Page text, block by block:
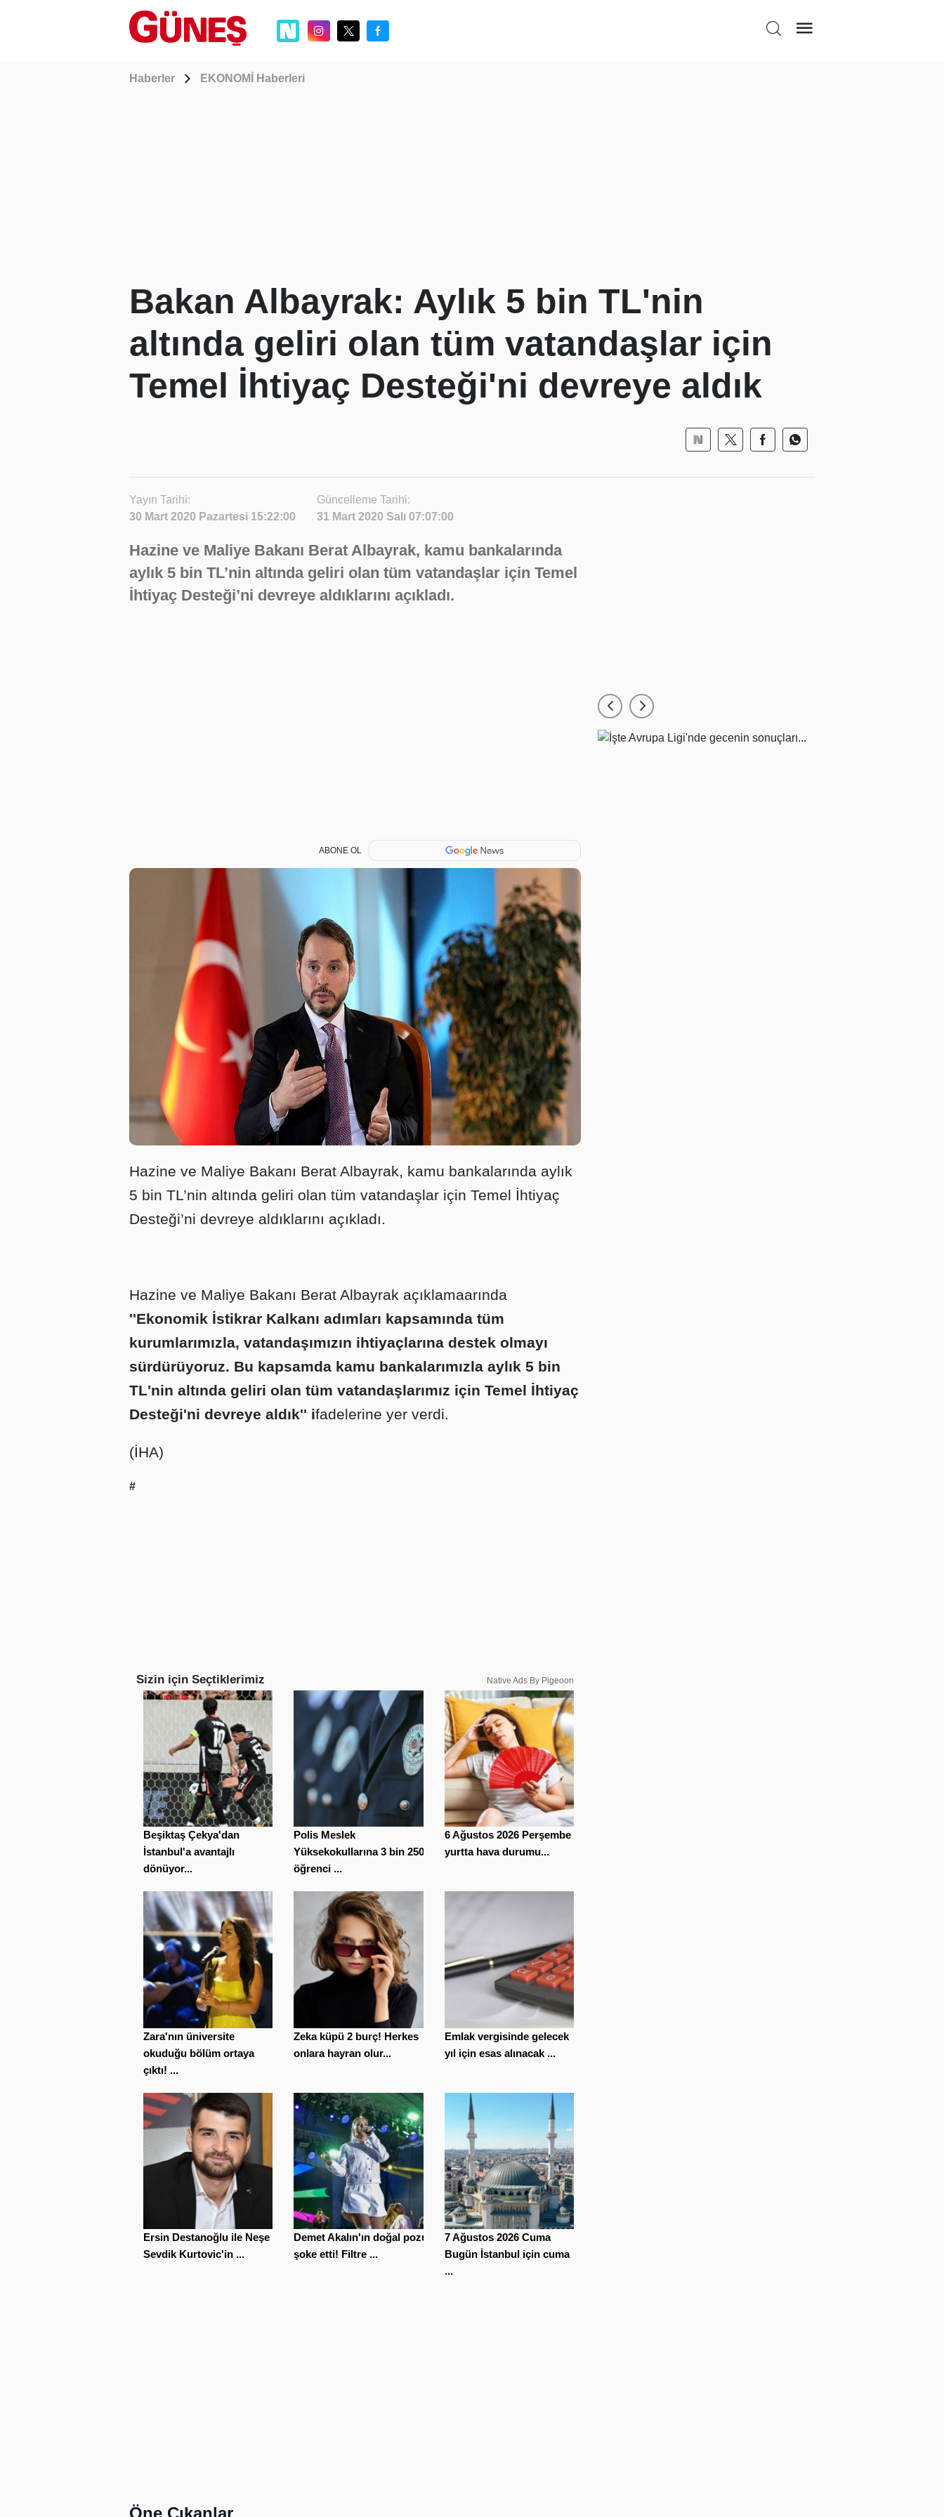
Haberler EKONOMİ Haberleri
Bakan Albayrak: Aylık 5 bin TL'nin
altında geliri olan tüm vatandaşlar için
Temel İhtiyaç Desteği'ni devreye aldık
Yayın Tarihi:
30 Mart 2020 Pazartesi 15:22:00
Güncelleme Tarihi:
31 Mart 2020 Salı 07:07:00
Hazine ve Maliye Bakanı Berat Albayrak, kamu bankalarında
aylık 5 bin TL’nin altında geliri olan tüm vatandaşlar için Temel
İhtiyaç Desteği’ni devreye aldıklarını açıkladı.
ABONE OL
Hazine ve Maliye Bakanı Berat Albayrak, kamu bankalarında aylık
5 bin TL’nin altında geliri olan tüm vatandaşlar için Temel İhtiyaç
Desteği’ni devreye aldıklarını açıkladı.
Hazine ve Maliye Bakanı Berat Albayrak açıklamaarında
''Ekonomik İstikrar Kalkanı adımları kapsamında tüm
kurumlarımızla, vatandaşımızın ihtiyaçlarına destek olmayı
sürdürüyoruz. Bu kapsamda kamu bankalarımızla aylık 5 bin
TL'nin altında geliri olan tüm vatandaşlarımız için Temel İhtiyaç
Desteği'ni devreye aldık'' ifadelerine yer verdi.
(İHA)
#
Sizin için Seçtiklerimiz Native Ads By Pigeoon
Beşiktaş Çekya'dan
İstanbul'a avantajlı
dönüyor...
Polis Meslek
Yüksekokullarına 3 bin 250
öğrenci ...
6 Ağustos 2026 Perşembe
yurtta hava durumu...
Zara'nın üniversite
okuduğu bölüm ortaya
çıktı! ...
Zeka küpü 2 burç! Herkes
onlara hayran olur...
Emlak vergisinde gelecek
yıl için esas alınacak ...
Ersin Destanoğlu ile Neşe
Sevdik Kurtovic'in ...
Demet Akalın'ın doğal pozu
şoke etti! Filtre ...
7 Ağustos 2026 Cuma
Bugün İstanbul için cuma
...
Öne Çıkanlar